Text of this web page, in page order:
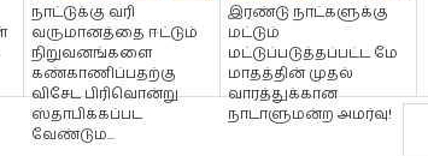
நாட்டுக்கு வரி
வருமானத்தை ஈட்டும்
நிறுவனங்களை
கண்காணிப்பதற்கு
விசேட பிரிவொன்று
ஸ்தாபிக்கப்பட
வேண்டும...
இரண்டு நாட்களுக்கு
மட்டும்
மட்டுப்படுத்தப்பட்ட மே
மாதத்தின் முதல்
வாரத்துக்கான
நாடாளுமன்ற அமர்வு!